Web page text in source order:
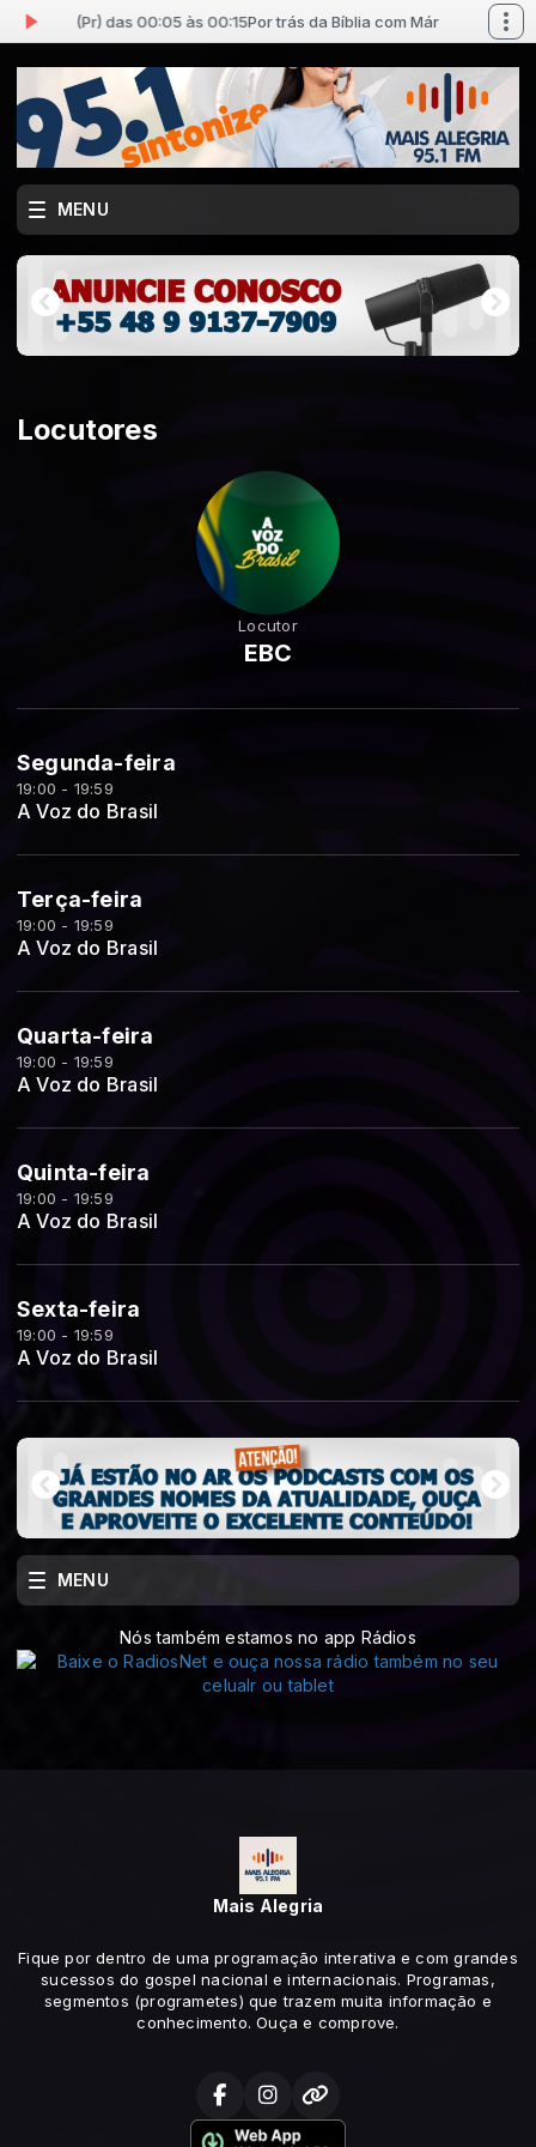
(Pr) das 00:05 às 00:15Por trás da Bíblia com Márcio Batista
MENU
Locutores
Locutor
EBC
Segunda-feira
19:00 - 19:59
A Voz do Brasil
Terça-feira
19:00 - 19:59
A Voz do Brasil
Quarta-feira
19:00 - 19:59
A Voz do Brasil
Quinta-feira
19:00 - 19:59
A Voz do Brasil
Sexta-feira
19:00 - 19:59
A Voz do Brasil
MENU
Nós também estamos no app Rádios
Mais Alegria
Fique por dentro de uma programação interativa e com grandes
sucessos do gospel nacional e internacionais. Programas,
segmentos (programetes) que trazem muita informação e
conhecimento. Ouça e comprove.